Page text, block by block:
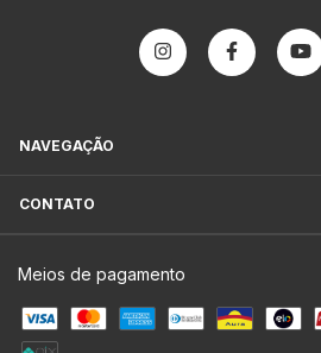
NAVEGAÇÃO
CONTATO
Meios de pagamento